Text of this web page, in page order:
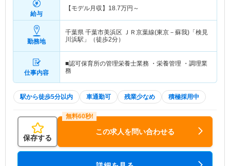
給与
【モデル月収】 18.7万円～
勤務地
千葉県 千葉市美浜区 ＪＲ京葉線(東京－蘇我)「検見
川浜駅」（徒歩2分）
仕事内容
■認可保育所の管理栄養士業務 ・栄養管理 ・調理業
務
駅から徒歩5分以内 車通勤可 残業少なめ 積極採用中
保存する
この求人を問い合わせる